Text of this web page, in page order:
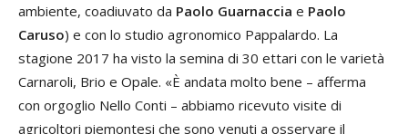
ambiente, coadiuvato da Paolo Guarnaccia e Paolo
Caruso) e con lo studio agronomico Pappalardo. La
stagione 2017 ha visto la semina di 30 ettari con le varietà
Carnaroli, Brio e Opale. «È andata molto bene – afferma
con orgoglio Nello Conti – abbiamo ricevuto visite di
agricoltori piemontesi che sono venuti a osservare il